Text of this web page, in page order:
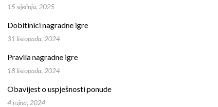
15 siječnja, 2025
Dobitinici nagradne igre
31 listopada, 2024
Pravila nagradne igre
18 listopada, 2024
Obavijest o uspješnosti ponude
4 rujna, 2024